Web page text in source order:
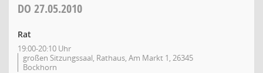
DO 27.05.2010
Rat
19:00-20:10 Uhr
großen Sitzungssaal, Rathaus, Am Markt 1, 26345
Bockhorn